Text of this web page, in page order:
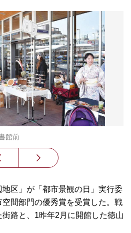
館前
区」が「都市景観の日」実行委
間部門の優秀賞を受賞した。戦
路と、1昨年2月に開館した徳山